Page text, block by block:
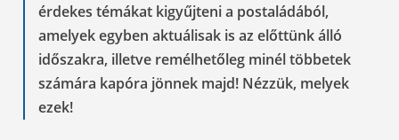
érdekes témákat kigyűjteni a postaládából,
amelyek egyben aktuálisak is az előttünk álló
időszakra, illetve remélhetőleg minél többetek
számára kapóra jönnek majd! Nézzük, melyek
ezek!